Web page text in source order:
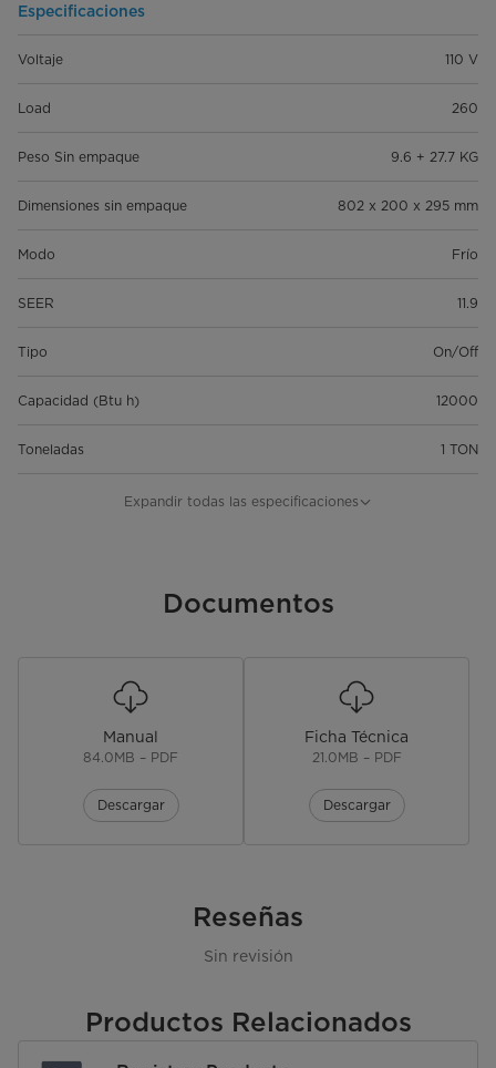
Especificaciones
Voltaje 110 V
Load 260
Peso Sin empaque 9.6 + 27.7 KG
Dimensiones sin empaque 802 x 200 x 295 mm
Modo Frío
SEER 11.9
Tipo On/Off
Capacidad (Btu h) 12000
Toneladas 1 TON
Expandir todas las especificaciones
Documentos
Manual
84.0MB – PDF
Descargar
Ficha Técnica
21.0MB – PDF
Descargar
Reseñas
Sin revisión
Productos Relacionados